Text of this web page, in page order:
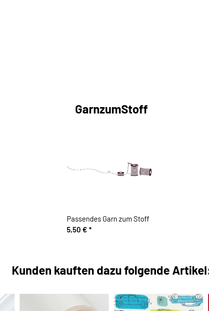
GarnzumStoff
Passendes Garn zum Stoff
5,50 € *
Kunden kauften dazu folgende